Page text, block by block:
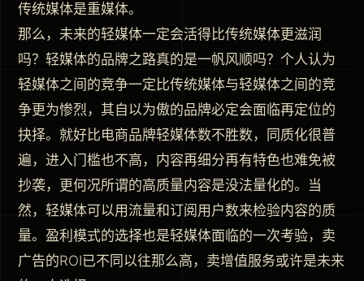
传统媒体是重媒体。
那么，未来的轻媒体一定会活得比传统媒体更滋润
吗？轻媒体的品牌之路真的是一帆风顺吗？个人认为
轻媒体之间的竞争一定比传统媒体与轻媒体之间的竞
争更为惨烈，其自以为傲的品牌必定会面临再定位的
抉择。就好比电商品牌轻媒体数不胜数，同质化很普
遍，进入门槛也不高，内容再细分再有特色也难免被
抄袭，更何况所谓的高质量内容是没法量化的。当
然，轻媒体可以用流量和订阅用户数来检验内容的质
量。盈利模式的选择也是轻媒体面临的一次考验，卖
广告的ROI已不同以往那么高，卖增值服务或许是未来